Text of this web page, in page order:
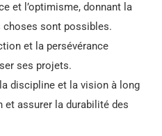
et l’optimisme, donnant la
choses sont possibles.
et la persévérance
ses projets.
discipline et la vision à long
et assurer la durabilité des